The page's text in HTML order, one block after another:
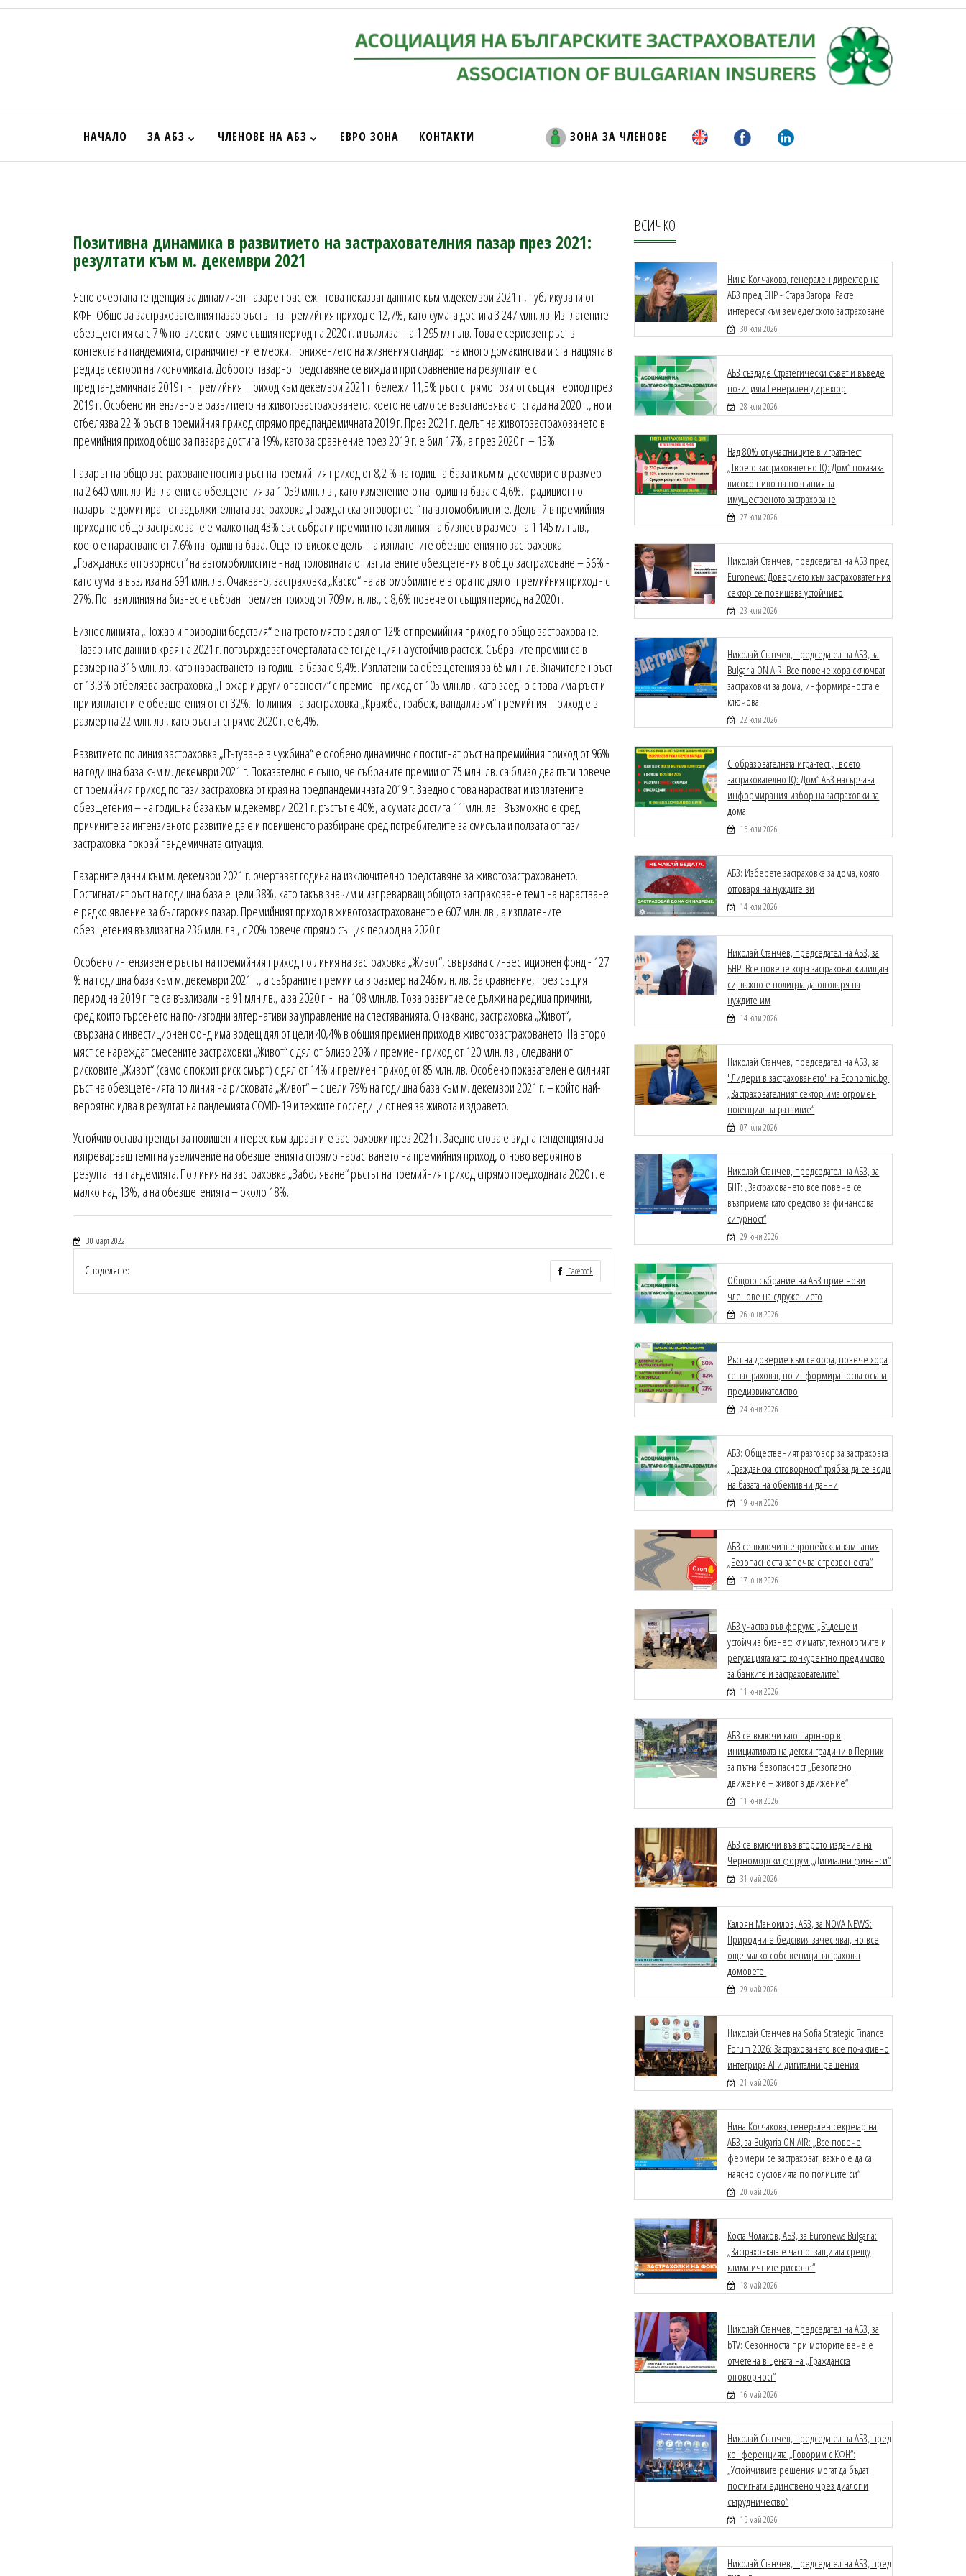
НАЧАЛО ЗА АБЗ ЧЛЕНОВЕ НА АБЗ ЕВРО ЗОНА КОНТАКТИ ЗОНА ЗА ЧЛЕНОВЕ
Позитивна динамика в развитието на застрахователния пазар през 2021:
резултати към м. декември 2021
Ясно очертана тенденция за динамичен пазарен растеж - това показват данните към м.декември 2021 г., публикувани от
КФН. Общо за застрахователния пазар ръстът на премийния приход е 12,7%, като сумата достига 3 247 млн. лв. Изплатените
обезщетения са с 7 % по-високи спрямо същия период на 2020 г. и възлизат на 1 295 млн.лв. Това е сериозен ръст в
контекста на пандемията, ограничителните мерки, понижението на жизнения стандарт на много домакинства и стагнацията в
редица сектори на икономиката. Доброто пазарно представяне се вижда и при сравнение на резултатите с
предпандемичната 2019 г. - премийният приход към декември 2021 г. бележи 11,5% ръст спрямо този от същия период през
2019 г. Особено интензивно е развитието на животозастраховането, което не само се възстановява от спада на 2020 г., но и
отбелязва 22 % ръст в премийния приход спрямо предпандемичната 2019 г. През 2021 г. делът на животозастраховането в
премийния приход общо за пазара достига 19%, като за сравнение през 2019 г. е бил 17%, а през 2020 г. – 15%.
Пазарът на общо застраховане постига ръст на премийния приход от 8,2 % на годишна база и към м. декември е в размер
на 2 640 млн. лв. Изплатени са обезщетения за 1 059 млн. лв., като изменението на годишна база е 4,6%. Традиционно
пазарът е доминиран от задължителната застраховка „Гражданска отговорност“ на автомобилистите. Делът й в премийния
приход по общо застраховане е малко над 43% със събрани премии по тази линия на бизнес в размер на 1 145 млн.лв.,
което е нарастване от 7,6% на годишна база. Още по-висок е делът на изплатените обезщетения по застраховка
„Гражданска отговорност“ на автомобилистите - над половината от изплатените обезщетения в общо застраховане – 56% -
като сумата възлиза на 691 млн. лв. Очаквано, застраховка „Каско“ на автомобилите е втора по дял от премийния приход - с
27%. По тази линия на бизнес е събран премиен приход от 709 млн. лв., с 8,6% повече от същия период на 2020 г.
Бизнес линията „Пожар и природни бедствия“ е на трето място с дял от 12% от премийния приход по общо застраховане.
Пазарните данни в края на 2021 г. потвърждават очерталата се тенденция на устойчив растеж. Събраните премии са в
размер на 316 млн. лв, като нарастването на годишна база е 9,4%. Изплатени са обезщетения за 65 млн. лв. Значителен ръст
от 13,3% отбелязва застраховка „Пожар и други опасности“ с премиен приход от 105 млн.лв., като заедно с това има ръст и
при изплатените обезщетения от от 32%. По линия на застраховка „Кражба, грабеж, вандализъм“ премийният приход е в
размер на 22 млн. лв., като ръстът спрямо 2020 г. е 6,4%.
Развитието по линия застраховка „Пътуване в чужбина“ е особено динамично с постигнат ръст на премийния приход от 96%
на годишна база към м. декември 2021 г. Показателно е също, че събраните премии от 75 млн. лв. са близо два пъти повече
от премийния приход по тази застраховка от края на предпандемичната 2019 г. Заедно с това нарастват и изплатените
обезщетения – на годишна база към м.декември 2021 г. ръстът е 40%, а сумата достига 11 млн. лв. Възможно е сред
причините за интензивното развитие да е и повишеното разбиране сред потребителите за смисъла и ползата от тази
застраховка покрай пандемичната ситуация.
Пазарните данни към м. декември 2021 г. очертават година на изключително представяне за животозастраховането.
Постигнатият ръст на годишна база е цели 38%, като такъв значим и изпреварващ общото застраховане темп на нарастване
е рядко явление за българския пазар. Премийният приход в животозастраховането е 607 млн. лв., а изплатените
обезщетения възлизат на 236 млн. лв., с 20% повече спрямо същия период на 2020 г.
Особено интензивен е ръстът на премийния приход по линия на застраховка „Живот“, свързана с инвестиционен фонд - 127
% на годишна база към м. декември 2021 г., а събраните премии са в размер на 246 млн. лв. За сравнение, през същия
период на 2019 г. те са възлизали на 91 млн.лв., а за 2020 г. - на 108 млн.лв. Това развитие се дължи на редица причини,
сред които търсенето на по-изгодни алтернативи за управление на спестяванията. Очаквано, застраховка „Живот“,
свързана с инвестиционен фонд има водещ дял от цели 40,4% в общия премиен приход в животозастраховането. На второ
мяст се нареждат смесените застраховки „Живот“ с дял от близо 20% и премиен приход от 120 млн. лв., следвани от
рисковите „Живот“ (само с покрит риск смърт) с дял от 14% и премиен приход от 85 млн. лв. Особено показателен е силният
ръст на обезщетенията по линия на рисковата „Живот“ – с цели 79% на годишна база към м. декември 2021 г. – който най-
вероятно идва в резултат на пандемията COVID-19 и тежките последици от нея за живота и здравето.
Устойчив остава трендът за повишен интерес към здравните застраховки през 2021 г. Заедно стова е видна тенденцията за
изпреварващ темп на увеличение на обезщетенията спрямо нарастването на премийния приход, отново вероятно в
резултат на пандемията. По линия на застраховка „Заболяване“ ръстът на премийния приход спрямо предходната 2020 г. е
малко над 13%, а на обезщетенията – около 18%.
30 март 2022
Споделяне: Facebook
ВСИЧКО
Нина Колчакова, генерален директор на
АБЗ пред БНР - Стара Загора: Расте
интересът към земеделското застраховане
30 юли 2026
АБЗ създаде Стратегически съвет и въведе
позицията Генерален директор
28 юли 2026
Над 80% от участниците в играта-тест
„Твоето застрахователно IQ: Дом“ показаха
високо ниво на познания за
имущественото застраховане
27 юли 2026
Николай Станчев, председател на АБЗ пред
Euronews: Доверието към застрахователния
сектор се повишава устойчиво
23 юли 2026
Николай Станчев, председател на АБЗ, за
Bulgaria ON AIR: Все повече хора сключват
застраховки за дома, информираността е
ключова
22 юли 2026
С образователната игра-тест „Твоето
застрахователно IQ: Дом“ АБЗ насърчава
информирания избор на застраховки за
дома
15 юли 2026
АБЗ: Изберете застраховка за дома, която
отговаря на нуждите ви
14 юли 2026
Николай Станчев, председател на АБЗ, за
БНР: Все повече хора застраховат жилищата
си, важно е полицата да отговаря на
нуждите им
14 юли 2026
Николай Станчев, председател на АБЗ, за
"Лидери в застраховането" на Economic.bg:
„Застрахователният сектор има огромен
потенциал за развитие“
07 юли 2026
Николай Станчев, председател на АБЗ, за
БНТ: „Застраховането все повече се
възприема като средство за финансова
сигурност“
29 юни 2026
Общото събрание на АБЗ прие нови
членове на сдружението
26 юни 2026
Ръст на доверие към сектора, повече хора
се застраховат, но информираността остава
предизвикателство
24 юни 2026
АБЗ: Общественият разговор за застраховка
„Гражданска отговорност“ трябва да се води
на базата на обективни данни
19 юни 2026
АБЗ се включи в европейската кампания
„Безопасността започва с трезвеността“
17 юни 2026
АБЗ участва във форума „Бъдеще и
устойчив бизнес: климатът, технологиите и
регулацията като конкурентно предимство
за банките и застрахователите“
11 юни 2026
АБЗ се включи като партньор в
инициативата на детски градини в Перник
за пътна безопасност „Безопасно
движение – живот в движение“
11 юни 2026
АБЗ се включи във второто издание на
Черноморски форум „Дигитални финанси“
31 май 2026
Калоян Маноилов, АБЗ, за NOVA NEWS:
Природните бедствия зачестяват, но все
още малко собственици застраховат
домовете.
29 май 2026
Николай Станчев на Sofia Strategic Finance
Forum 2026: Застраховането все по-активно
интегрира AI и дигитални решения
21 май 2026
Нина Колчакова, генерален секретар на
АБЗ, за Bulgaria ON AIR: „Все повече
фермери се застраховат, важно е да са
наясно с условията по полиците си“
20 май 2026
Коста Чолаков, АБЗ, за Euronews Bulgaria:
„Застраховката е част от защитата срещу
климатичните рискове“
18 май 2026
Николай Станчев, председател на АБЗ, за
bTV: Сезонността при моторите вече е
отчетена в цената на „Гражданска
отговорност“
16 май 2026
Николай Станчев, председател на АБЗ, пред
конференцията „Говорим с КФН“:
„Устойчивите решения могат да бъдат
постигнати единствено чрез диалог и
сътрудничество“
15 май 2026
Николай Станчев, председател на АБЗ, пред